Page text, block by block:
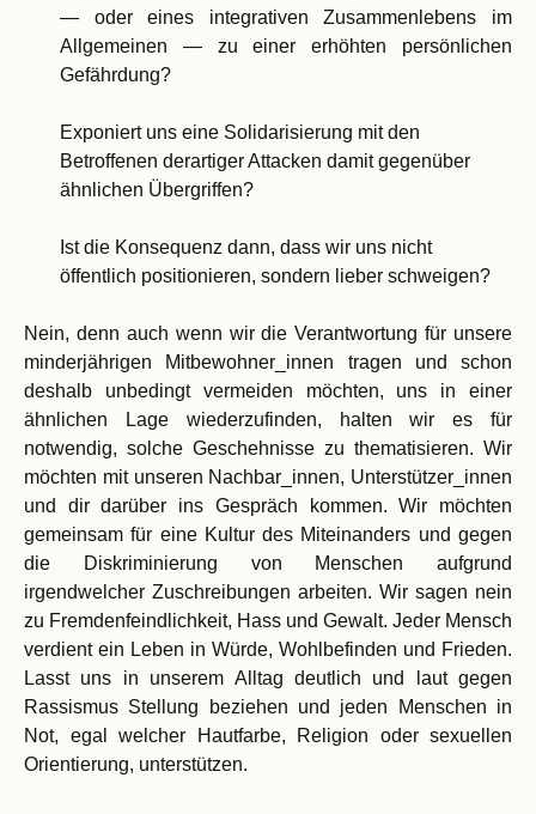
— oder eines integrativen Zusammenlebens im
Allgemeinen — zu einer erhöhten persönlichen
Gefährdung?
Exponiert uns eine Solidarisierung mit den
Betroffenen derartiger Attacken damit gegenüber
ähnlichen Übergriffen?
Ist die Konsequenz dann, dass wir uns nicht
öffentlich positionieren, sondern lieber schweigen?
Nein, denn auch wenn wir die Verantwortung für unsere
minderjährigen Mitbewohner_innen tragen und schon
deshalb unbedingt vermeiden möchten, uns in einer
ähnlichen Lage wiederzufinden, halten wir es für
notwendig, solche Geschehnisse zu thematisieren. Wir
möchten mit unseren Nachbar_innen, Unterstützer_innen
und dir darüber ins Gespräch kommen. Wir möchten
gemeinsamfür eineKultur des Miteinanders und gegen
die Diskriminierung von Menschen aufgrund
irgendwelcher Zuschreibungen arbeiten. Wir sagen nein
zu Fremdenfeindlichkeit, Hass und Gewalt. Jeder Mensch
verdient ein Leben in Würde, Wohlbefinden und Frieden.
Lasst uns in unserem Alltag deutlich und laut gegen
Rassismus Stellung
beziehen und jeden Menschen in
Not, egal welcher Hautfarbe, Religion oder sexuellen
Orientierung, unterstützen.